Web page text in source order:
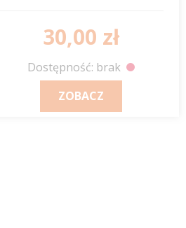
30,00 zł
Dostępność: brak
ZOBACZ